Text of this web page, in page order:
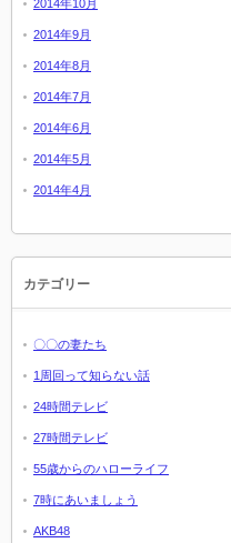
2014年10月
2014年9月
2014年8月
2014年7月
2014年6月
2014年5月
2014年4月
カテゴリー
〇〇の妻たち
1周回って知らない話
24時間テレビ
27時間テレビ
55歳からのハローライフ
7時にあいましょう
AKB48